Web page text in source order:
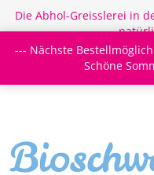
Die Abhol-Greisslerei in
Login/Register
--- Nächste
Schöne